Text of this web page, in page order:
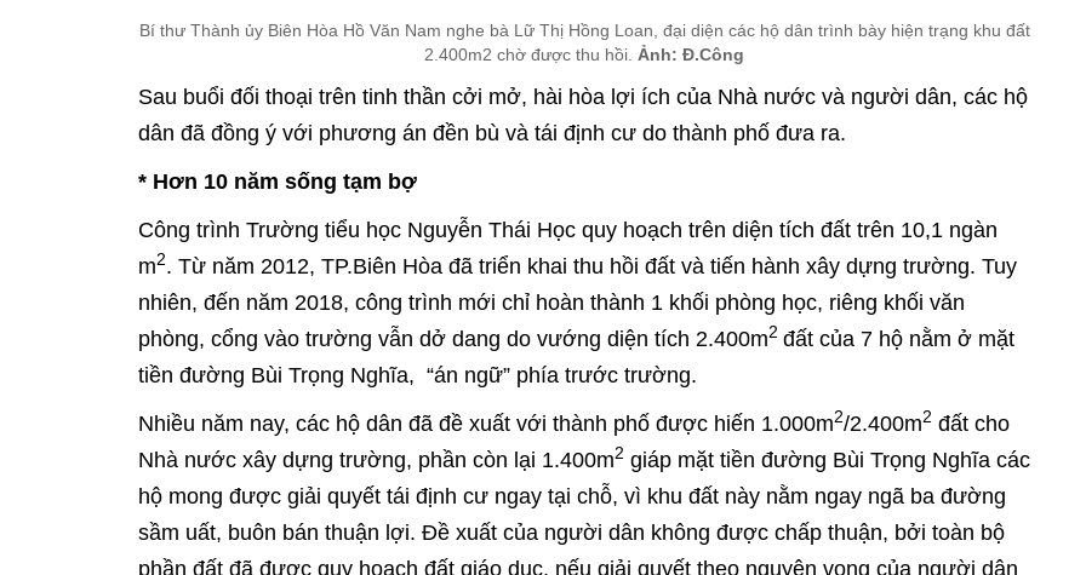
Bí thư Thành ủy Biên Hòa Hồ Văn Nam nghe bà Lữ Thị Hồng Loan, đại diện các hộ dân trình bày hiện trạng khu đất
2.400m2 chờ được thu hồi. Ảnh: Đ.Công
Sau buổi đối thoại trên tinh thần cởi mở, hài hòa lợi ích của Nhà nước và người dân, các hộ
dân đã đồng ý với phương án đền bù và tái định cư do thành phố đưa ra.
* Hơn 10 năm sống tạm bợ
Công trình Trường tiểu học Nguyễn Thái Học quy hoạch trên diện tích đất trên 10,1 ngàn
m2. Từ năm 2012, TP.Biên Hòa đã triển khai thu hồi đất và tiến hành xây dựng trường. Tuy
nhiên, đến năm 2018, công trình mới chỉ hoàn thành 1 khối phòng học, riêng khối văn
phòng, cổng vào trường vẫn dở dang do vướng diện tích 2.400m2 đất của 7 hộ nằm ở mặt
tiền đường Bùi Trọng Nghĩa, “án ngữ” phía trước trường.
Nhiều năm nay, các hộ dân đã đề xuất với thành phố được hiến 1.000m2/2.400m2 đất cho
Nhà nước xây dựng trường, phần còn lại 1.400m2 giáp mặt tiền đường Bùi Trọng Nghĩa các
hộ mong được giải quyết tái định cư ngay tại chỗ, vì khu đất này nằm ngay ngã ba đường
sầm uất, buôn bán thuận lợi. Đề xuất của người dân không được chấp thuận, bởi toàn bộ
phần đất đã được quy hoạch đất giáo dục, nếu giải quyết theo nguyện vọng của người dân